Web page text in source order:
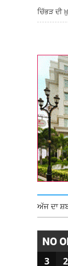
ਚਿੱਭੜ ਦੀ
ਅੱਜ ਦਾ
NO
3 2